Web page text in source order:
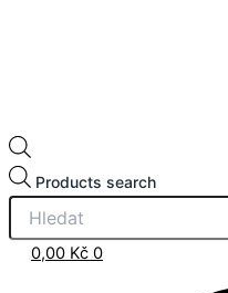
Products search
0,00 Kč 0